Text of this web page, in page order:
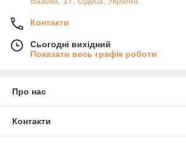
Контакти
Сьогодні вихідний
Показати весь графік роботи
Про нас
Контакти